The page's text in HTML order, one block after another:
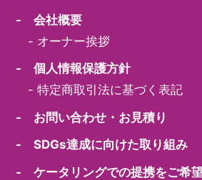
- 会社概要
- オーナー挨拶
- 個人情報保護方針
-特定商取引法に基づく表記
- お問い合わせ・お見積り
- SDGs達成に向けた取り組み
- ケータリングでの提携をご希